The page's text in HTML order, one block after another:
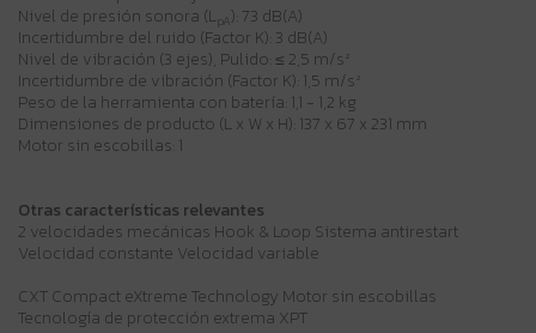
Nivel de presión sonora (LpA ): 73 dB(A)
Incertidumbre del ruido (Factor K): 3 dB(A)
Nivel de vibración (3 ejes), Pulido: ≤ 2,5 m/s²
Incertidumbre de vibración (Factor K): 1,5 m/s²
Peso de la herramienta con batería: 1,1 - 1,2 kg
Dimensiones de producto (L x W x H): 137 x 67 x 231 mm
Motor sin escobillas: 1
Otras características relevantes
2 velocidades mecánicas Hook & Loop Sistema antirestart
Velocidad constante Velocidad variable
CXT Compact eXtreme Technology Motor sin escobillas
Tecnología de protección extrema XPT